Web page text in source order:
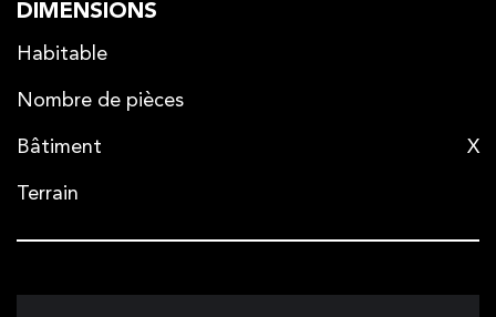
DIMENSIONS
Habitable
Nombre de pièces
Bâtiment X
Terrain